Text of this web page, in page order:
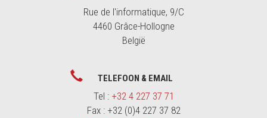
Rue de l'informatique, 9/C
4460 Grâce-Hollogne
België
TELEFOON & EMAIL
Tel : +32 4 227 37 71
Fax : +32 (0)4 227 37 82